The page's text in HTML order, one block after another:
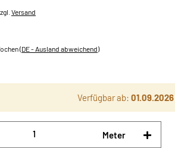
Versand
(DE - Ausland abweichend)
Verfügbar ab: 01.09.2026
Meter